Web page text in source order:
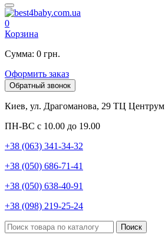
0
Корзина
Сумма: 0 грн.
Оформить заказ
Обратный звонок
Киев, ул. Драгоманова, 29 ТЦ Центрум
ПН-ВС с 10.00 до 19.00
+38 (063) 341-34-32
+38 (050) 686-71-41
+38 (050) 638-40-91
+38 (098) 219-25-24
Поиск